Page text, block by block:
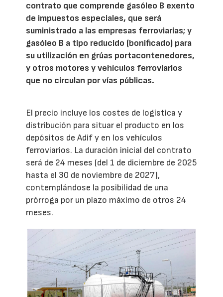
contrato que comprende gasóleo B exento
de impuestos especiales, que será
suministrado a las empresas ferroviarias; y
gasóleo B a tipo reducido (bonificado) para
su utilización en grúas portacontenedores,
y otros motores y vehículos ferroviarios
que no circulan por vías públicas.
El precio incluye los costes de logística y
distribución para situar el producto en los
depósitos de Adif y en los vehículos
ferroviarios. La duración inicial del contrato
será de 24 meses (del 1 de diciembre de 2025
hasta el 30 de noviembre de 2027),
contemplándose la posibilidad de una
prórroga por un plazo máximo de otros 24
meses.